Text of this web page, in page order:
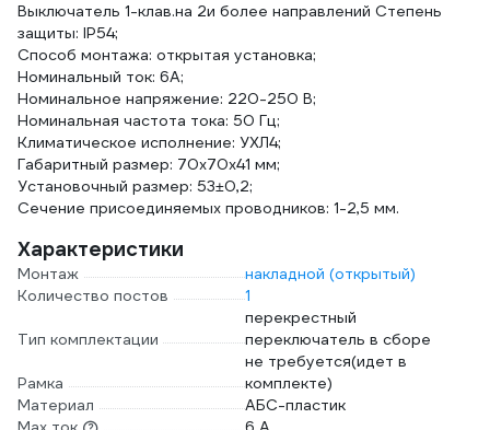
Выключатель 1-клав.на 2и более направлений Степень
защиты: IP54;
Способ монтажа: открытая установка;
Номинальный ток: 6А;
Номинальное напряжение: 220-250 В;
Номинальная частота тока: 50 Гц;
Климатическое исполнение: УХЛ4;
Габаритный размер: 70х70х41 мм;
Установочный размер: 53±0,2;
Сечение присоединяемых проводников: 1-2,5 мм.
Характеристики
Монтаж
накладной (открытый)
Количество постов
1
Тип комплектации
перекрестный
переключатель в сборе
Рамка
не требуется(идет в
комплекте)
Материал
АБС-пластик